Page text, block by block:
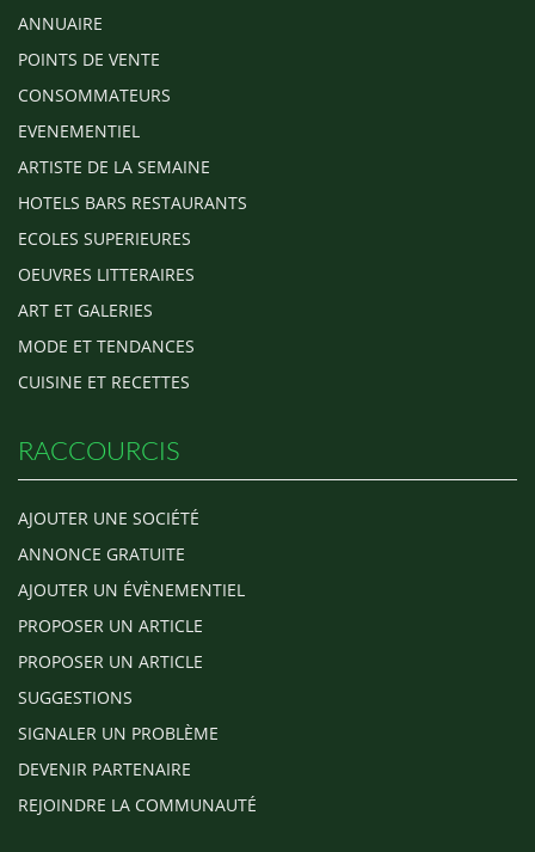
ANNUAIRE
POINTS DE VENTE
CONSOMMATEURS
EVENEMENTIEL
ARTISTE DE LA SEMAINE
HOTELS BARS RESTAURANTS
ECOLES SUPERIEURES
OEUVRES LITTERAIRES
ART ET GALERIES
MODE ET TENDANCES
CUISINE ET RECETTES
RACCOURCIS
AJOUTER UNE SOCIÉTÉ
ANNONCE GRATUITE
AJOUTER UN ÉVÈNEMENTIEL
PROPOSER UN ARTICLE
PROPOSER UN ARTICLE
SUGGESTIONS
SIGNALER UN PROBLÈME
DEVENIR PARTENAIRE
REJOINDRE LA COMMUNAUTÉ